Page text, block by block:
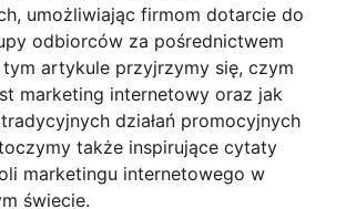
umożliwiając firmom dotarcie do
odbiorców za pośrednictwem
tym artykule przyjrzymy się, czym
marketing internetowy oraz jak
działań promocyjnych
także inspirujące cytaty
marketingu internetowego w
świecie.